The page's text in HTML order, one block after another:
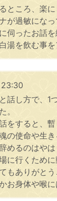
ところ、楽
が過敏にな
伺ったお話
湯を飲む事
話し方で、1
。
をすると、
の使命や生
めるのはや
に行くために
もありがと
お身体や喉